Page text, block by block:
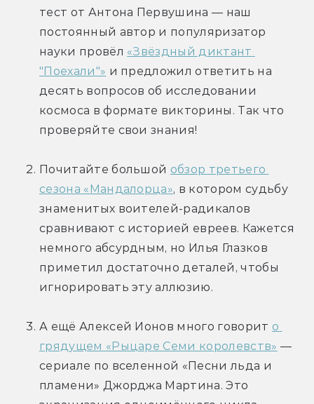
тест от Антона Первушина — наш
постоянный автор и популяризатор
науки провёл «Звёздный диктант
"Поехали"» и предложил ответить на
десять вопросов об исследовании
космоса в формате викторины. Так что
проверяйте свои знания!
Почитайте большой обзор третьего
сезона «Мандалорца», в котором судьбу
знаменитых воителей-радикалов
сравнивают с историей евреев. Кажется
немного абсурдным, но Илья Глазков
приметил достаточно деталей, чтобы
игнорировать эту аллюзию.
А ещё Алексей Ионов много говорит о
грядущем «Рыцаре Семи королевств» —
сериале по вселенной «Песни льда и
пламени» Джорджа Мартина. Это